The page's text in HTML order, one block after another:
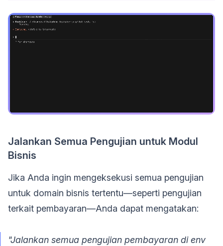
Jalankan Semua Pengujian untuk Modul
Bisnis
Jika Anda ingin mengeksekusi semua pengujian
untuk domain bisnis tertentu—seperti pengujian
terkait pembayaran—Anda dapat mengatakan:
"Jalankan semua pengujian pembayaran di env